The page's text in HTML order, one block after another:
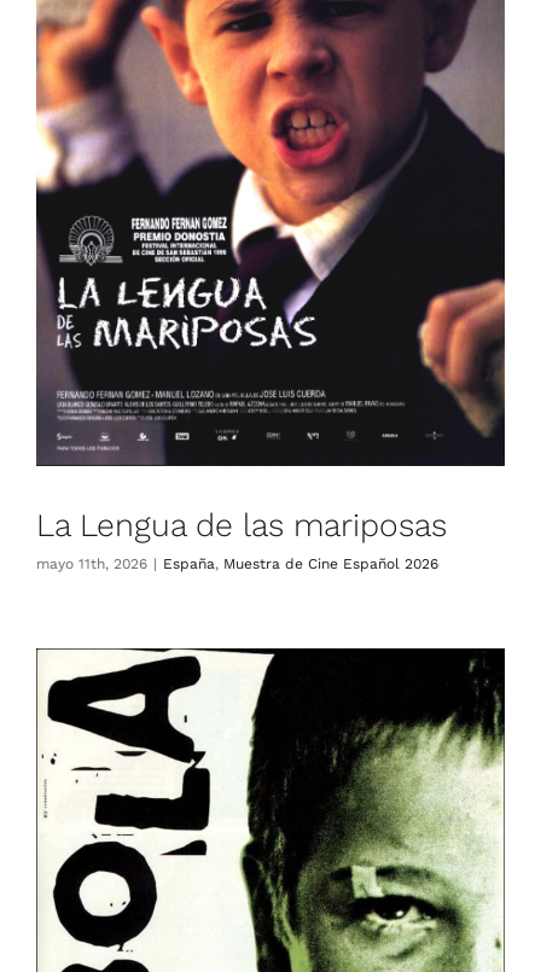
La Lengua de las mariposas
España Muestra de Cine Español 2026
La Lengua de las mariposas
mayo 11th, 2026 | España, Muestra de Cine Español 2026
El Bola